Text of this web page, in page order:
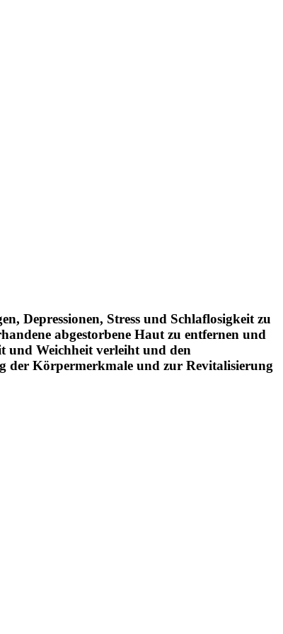
Depressionen, Stress und Schlaflosigkeit zu
abgestorbene Haut zu entfernen und
und Weichheit verleiht und den
der Körpermerkmale und zur Revitalisierung